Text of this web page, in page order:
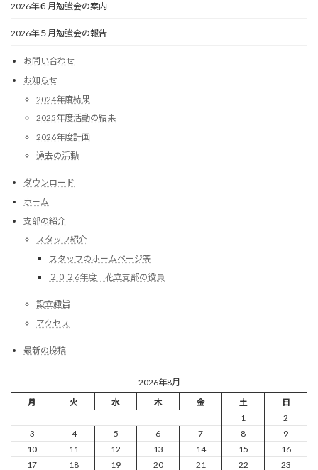
2026年６月勉強会の案内
2026年５月勉強会の報告
お問い合わせ
お知らせ
2024年度結果
2025年度活動の結果
2026年度計画
過去の活動
ダウンロード
ホーム
支部の紹介
スタッフ紹介
スタッフのホームページ等
２０２6年度 花立支部の役員
設立趣旨
アクセス
最新の投稿
2026年8月
月
火 水 木 金 土
日
1
2
3
4 5 6 7 8
9
10
11 12 13 14 15
16
17
18 19 20 21 22 23